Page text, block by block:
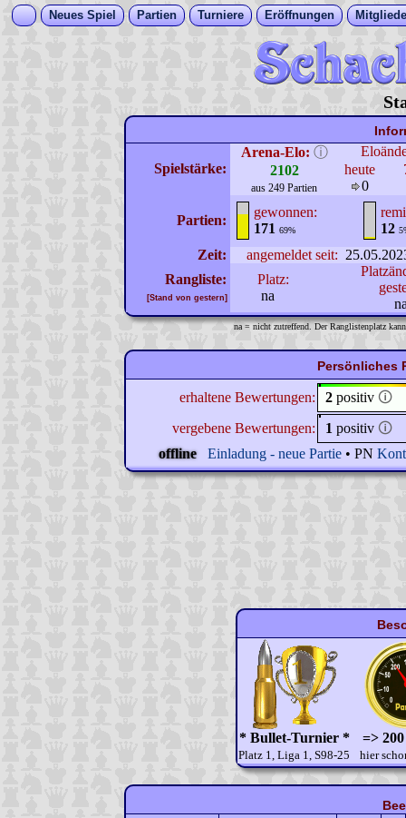
Neues Spiel Partien Turniere Eröffnungen
Spielstärke:
Arena-Elo: ⓘ
2102
aus 249 Partien
heute
0
Partien:
gewonnen:
171 69%
12
Zeit: angemeldet seit:
Rangliste:
[Stand von gestern]
Platz:
na
na = nicht zutreffend. Der Ranglistenplatz
Persönliches
erhaltene Bewertungen: 2 positiv 🛈
vergebene Bewertungen:
1 positiv 🛈
offline
Einladung - neue Partie • PN
* Bullet-Turnier *
Platz 1, Liga 1, S98-25
=>
hier